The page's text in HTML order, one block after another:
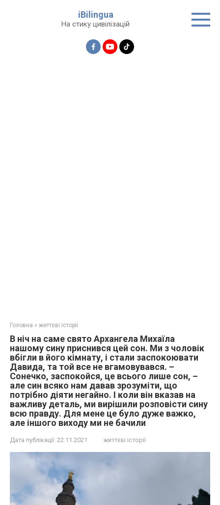
iBilingua
На стику цивілізацій
Головна » життєві історії
В ніч на саме свято Архангела Михаїла
нашому сину приснився цей сон. Ми з чоловік
вбігли в його кімнату, і стали заспокоювати
Давида, та той все не вгамовувався. –
Сонечко, заспокойся, це всього лише сон, –
але син всяко нам давав зрозуміти, що
потрібно діяти негайно. І коли він вказав на
важливу деталь, ми вирішили розповісти сину
всю правду. Для мене це було дуже важко,
але іншого виходу ми не бачили
Дата публікації: 22.11.2021 життєві історії